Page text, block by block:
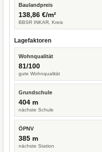
Baulandpreis
138,86 €/m²
BBSR INKAR, Kreis
Lagefaktoren
Wohnqualität
81/100
gute Wohnqualität
Grundschule
404 m
nächste Schule
ÖPNV
385 m
nächste Station